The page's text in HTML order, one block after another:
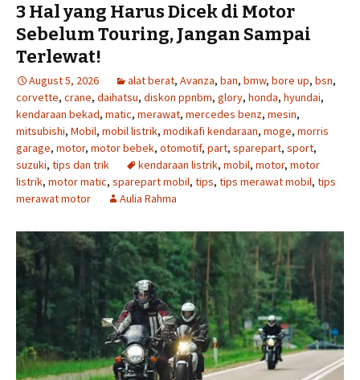
3 Hal yang Harus Dicek di Motor
Sebelum Touring, Jangan Sampai
Terlewat!
August 5, 2026 alat berat, Avanza, ban, bmw, bore up, bsn,
corvette, crane, daihatsu, diskon ppnbm, glory, honda, hyundai,
kendaraan bekad, matic, merawat, mercedes benz, mesin,
mitsubishi, Mobil, mobil listrik, modikafi kendaraan, moge, morris
garage, motor, motor bebek, otomotif, part, sparepart, sport,
suzuki, tips dan trik kendaraan listrik, mobil, motor, motor
listrik, motor matic, sparepart mobil, tips, tips merawat mobil, tips
merawat motor
Aulia Rahma